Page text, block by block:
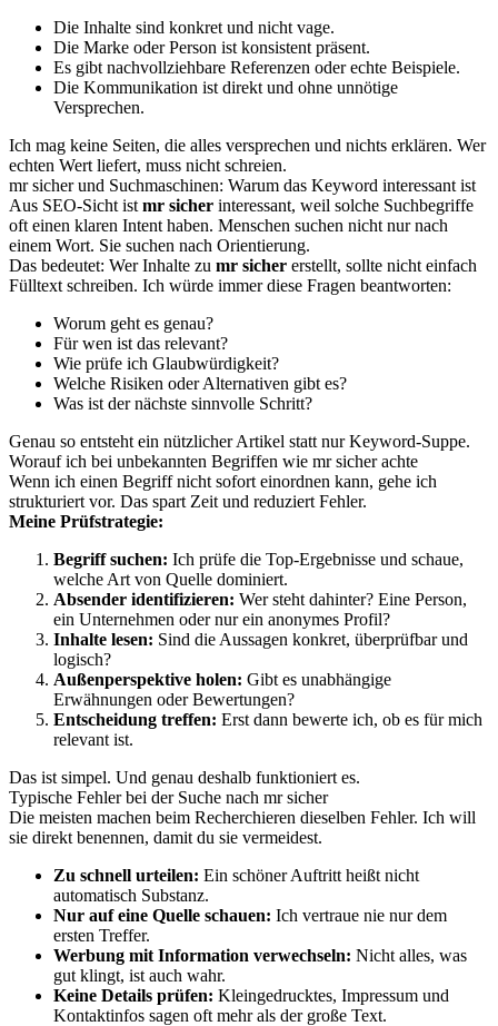
Die Inhalte sind konkret und nicht vage.
Die Marke oder Person ist konsistent präsent.
Es gibt nachvollziehbare Referenzen oder echte Beispiele.
Die Kommunikation ist direkt und ohne unnötige
Versprechen.
Ich mag keine Seiten, die alles versprechen und nichts erklären. Wer
echten Wert liefert, muss nicht schreien.
mr sicher und Suchmaschinen: Warum das Keyword interessant ist
Aus SEO-Sicht ist mr sicher interessant, weil solche Suchbegriffe
oft einen klaren Intent haben. Menschen suchen nicht nur nach
einem Wort. Sie suchen nach Orientierung.
Das bedeutet: Wer Inhalte zu mr sicher erstellt, sollte nicht einfach
Fülltext schreiben. Ich würde immer diese Fragen beantworten:
Worum geht es genau?
Für wen ist das relevant?
Wie prüfe ich Glaubwürdigkeit?
Welche Risiken oder Alternativen gibt es?
Was ist der nächste sinnvolle Schritt?
Genau so entsteht ein nützlicher Artikel statt nur Keyword-Suppe.
Worauf ich bei unbekannten Begriffen wie mr sicher achte
Wenn ich einen Begriff nicht sofort einordnen kann, gehe ich
strukturiert vor. Das spart Zeit und reduziert Fehler.
Meine Prüfstrategie:
Begriff suchen: Ich prüfe die Top-Ergebnisse und schaue,
welche Art von Quelle dominiert.
Absender identifizieren: Wer steht dahinter? Eine Person,
ein Unternehmen oder nur ein anonymes Profil?
Inhalte lesen: Sind die Aussagen konkret, überprüfbar und
logisch?
Außenperspektive holen: Gibt es unabhängige
Erwähnungen oder Bewertungen?
Entscheidung treffen: Erst dann bewerte ich, ob es für mich
relevant ist.
Das ist simpel. Und genau deshalb funktioniert es.
Typische Fehler bei der Suche nach mr sicher
Die meisten machen beim Recherchieren dieselben Fehler. Ich will
sie direkt benennen, damit du sie vermeidest.
Zu schnell urteilen: Ein schöner Auftritt heißt nicht
automatisch Substanz.
Nur auf eine Quelle schauen: Ich vertraue nie nur dem
ersten Treffer.
Werbung mit Information verwechseln: Nicht alles, was
gut klingt, ist auch wahr.
Keine Details prüfen: Kleingedrucktes, Impressum und
Kontaktinfos sagen oft mehr als der große Text.